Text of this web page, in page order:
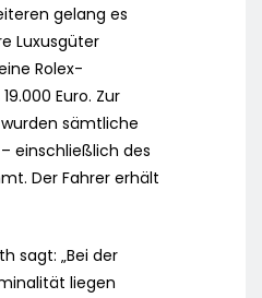
gelang es
Luxusgüter
Rolex-
Euro. Zur
sämtliche
einschließlich des
Der Fahrer erhält
sagt: „Bei der
liegen